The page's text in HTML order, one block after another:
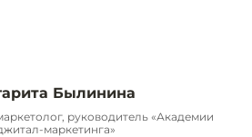
Былинина
руководитель «Академии
маркетинга»